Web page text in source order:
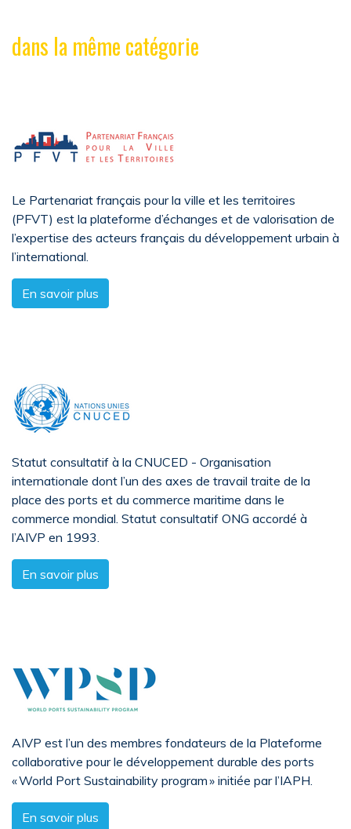
dans la même catégorie
Le Partenariat français pour la ville et les territoires
(PFVT) est la plateforme d’échanges et de valorisation de
l’expertise des acteurs français du développement urbain à
l’international.
En savoir plus
Statut consultatif à la CNUCED - Organisation
internationale dont l’un des axes de travail traite de la
place des ports et du commerce maritime dans le
commerce mondial. Statut consultatif ONG accordé à
l’AIVP en 1993.
En savoir plus
AIVP est l’un des membres fondateurs de la Plateforme
collaborative pour le développement durable des ports
« World Port Sustainability program » initiée par l’IAPH.
En savoir plus